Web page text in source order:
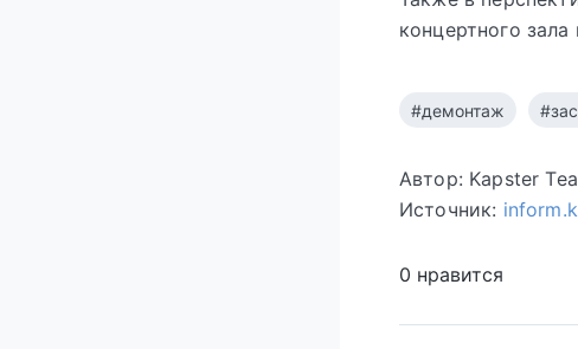
концертного
#демонтаж
Автор: Kapster
Источник:
0 нравится